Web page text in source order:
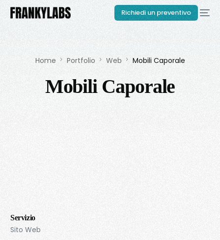
Richiedi un preventivo
Home Portfolio Web Mobili Caporale
Mobili Caporale
Servizio
Sito Web